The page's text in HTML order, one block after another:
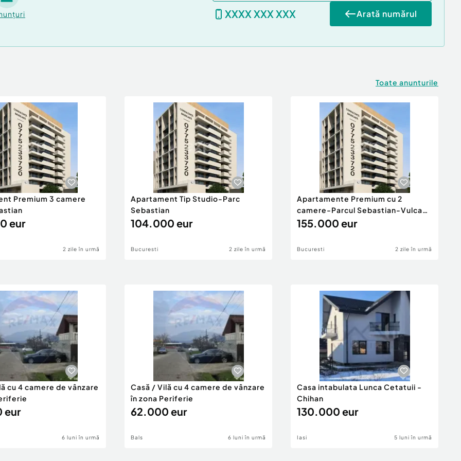
și va avea un
pentru familii. Există
pentru un plus de
consultanță
iar prin partenerii
avantajoase,
nici un cost.
vă stăm la
XXXX XXX XXX Arată numărul
Toate anunturile
Premium 3 camere
eur
2 zile în urmă
Apartament Tip Studio-Parc
Sebastian
104.000 eur
Bucuresti 2 zile în urmă
Apartamente Premium cu 2
camere-Parcul Sebastian-Vulcan
Cent
155.000 eur
Bucuresti 2 zile în urmă
cu 4 camere de vânzare
eur
6 luni în urmă
Casă / Vilă cu 4 camere de vânzare
în zona Periferie
62.000 eur
Bals 6 luni în urmă
Casa intabulata Lunca Cetatuii -
Chihan
130.000 eur
Iasi 5 luni în urmă